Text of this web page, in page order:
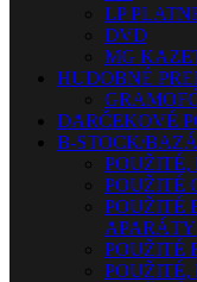
LP
DVD
MG
HUDOBNÉ
DARČEKOVÉ
B-STOCK/
POUŽITÉ,
POUŽITÉ
POUŽITÉ
APARÁTY
POUŽITÉ
POUŽITÉ,